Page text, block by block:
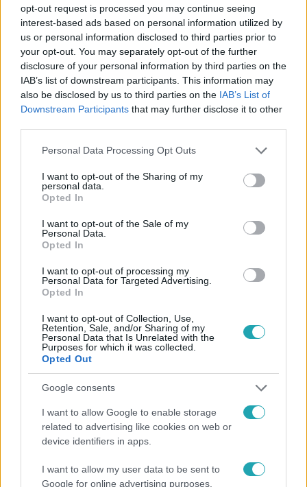
opt-out request is processed you may continue seeing
interest-based ads based on personal information utilized by
us or personal information disclosed to third parties prior to
your opt-out. You may separately opt-out of the further
disclosure of your personal information by third parties on the
IAB’s list of downstream participants. This information may
also be disclosed by us to third parties on the IAB’s List of
Downstream Participants that may further disclose it to other
Please note that this website/app uses one or more Google
not limited to your visit or usage behaviour. You may click to
grant or deny consent to Google and its third-party tags to
use your data for below specified purposes in below Google
consent section.
Personal Data Processing Opt Outs
I want to opt-out of the Sharing of my
personal data.
Opted In
I want to opt-out of the Sale of my
Personal Data.
Opted In
I want to opt-out of processing my
Personal Data for Targeted Advertising.
Opted In
I want to opt-out of Collection, Use,
Retention, Sale, and/or Sharing of my
Personal Data that Is Unrelated with the
Purposes for which it was collected.
Opted Out
Google consents
I want to allow Google to enable storage
related to advertising like cookies on web or
device identifiers in apps.
I want to allow my user data to be sent to
Google for online advertising purposes.
Kövess minket, és értesülj a friss hírekről a
Facebookon is!
Követem
FÓKUSZ #
MELANÓMA #BŐRGYÓGYÁSZAT
KEZELÉS #
UV SUGÁRZÁS ANYAJEGY #
SZOLÁRIUM VESZÉLYEI #EGÉSZSÉG